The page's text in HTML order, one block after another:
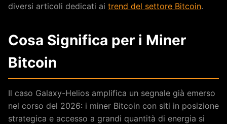
diversi articoli dedicati ai trend del settore Bitcoin.
Cosa Significa per i Miner
Bitcoin
Il caso Galaxy-Helios amplifica un segnale già emerso
nel corso del 2026: i miner Bitcoin con siti in posizione
strategica e accesso a grandi quantità di energia si